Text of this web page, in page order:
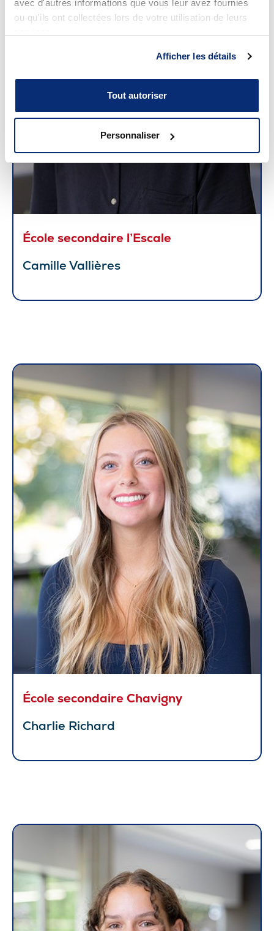
avec d'autres informations que vous leur avez fournies
ou qu'ils ont collectées lors de votre utilisation de leurs
Afficher les détails
Tout autoriser
Personnaliser
École secondaire l’Escale
Camille Vallières
École secondaire Chavigny
Charlie Richard